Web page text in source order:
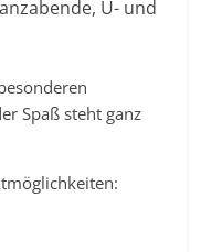
Ü- und
Spaß steht ganz